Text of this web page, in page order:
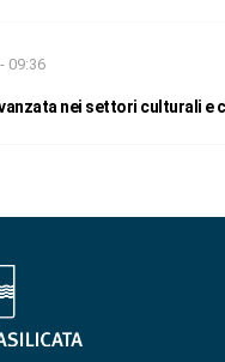
09:36
nei settori culturali e